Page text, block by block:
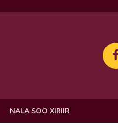
NALA SOO XIRIIR